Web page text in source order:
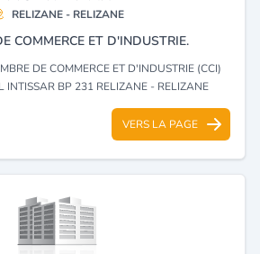
RELIZANE - RELIZANE
COMMERCE ET D'INDUSTRIE.
DE COMMERCE ET D'INDUSTRIE (CCI)
INTISSAR BP 231 RELIZANE - RELIZANE
VERS LA PAGE